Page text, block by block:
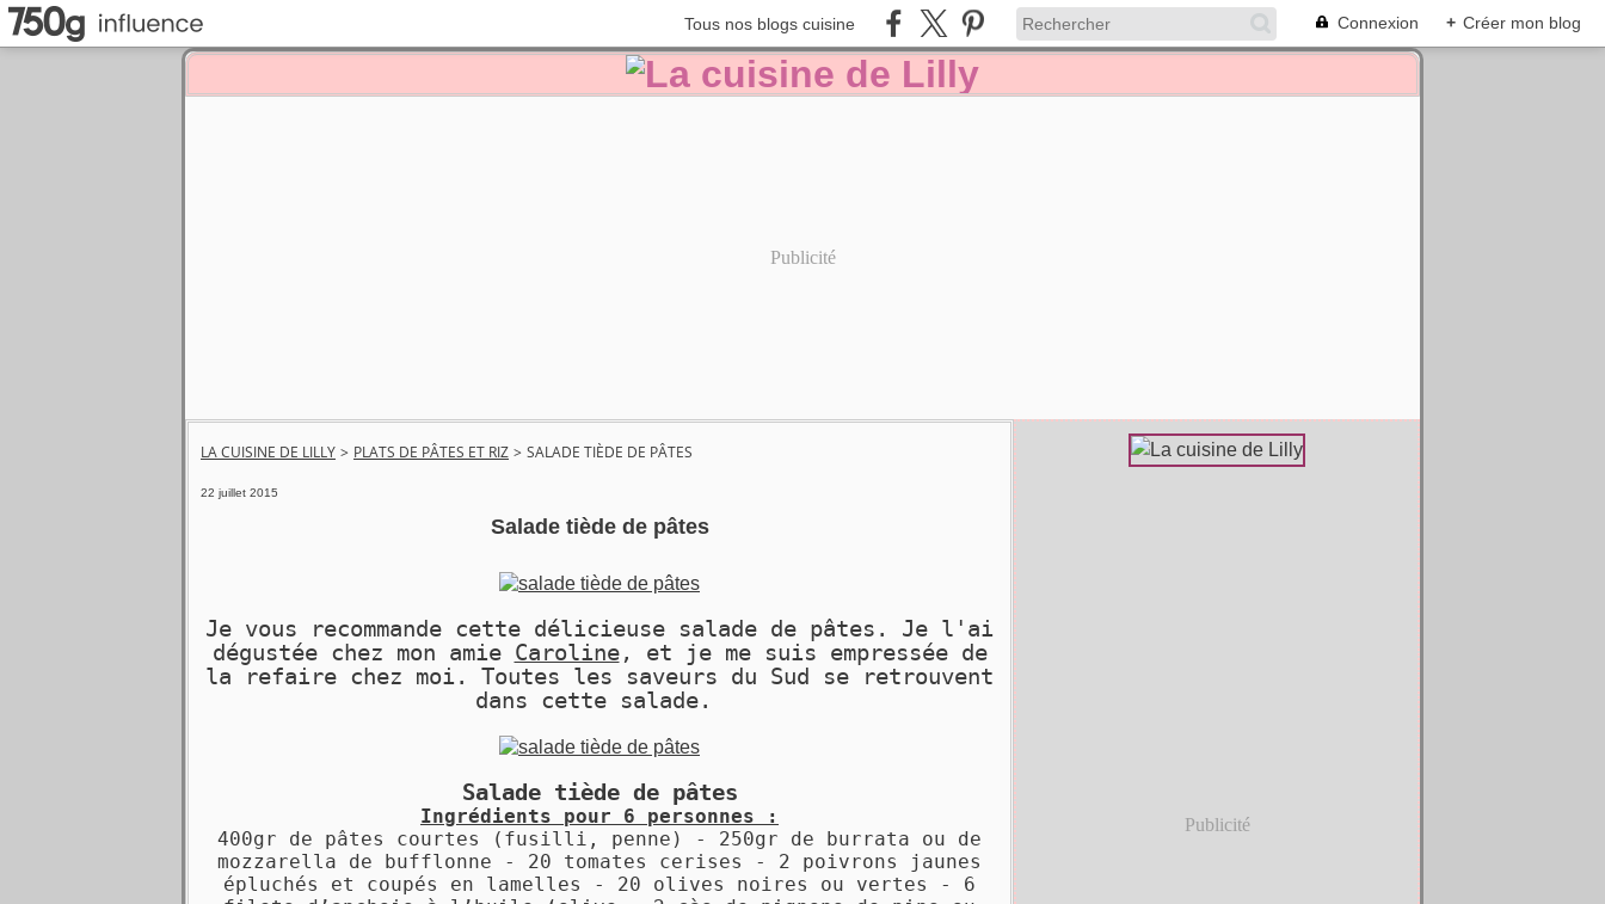
Tous nos blogs cuisine Connexion + Créer mon blog
Publicité
LA CUISINE DE LILLY > PLATS DE PÂTES ET RIZ > SALADE TIÈDE DE PÂTES
22 juillet 2015
Salade tiède de pâtes
Je vous recommande cette délicieuse salade de pâtes. Je l'ai
dégustée chez mon amie Caroline, et je me suis empressée de
la refaire chez moi. Toutes les saveurs du Sud se retrouvent
dans cette salade.
Salade tiède de pâtes
Ingrédients pour 6 personnes :
400gr de pâtes courtes (fusilli, penne)
- 250gr de burrata ou de
mozzarella de bufflonne - 20 tomates cerises - 2 poivrons jaunes
épluchés et coupés en lamelles - 20 olives noires ou vertes - 6
Publicité